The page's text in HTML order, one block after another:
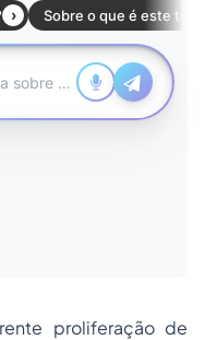
proliferação de